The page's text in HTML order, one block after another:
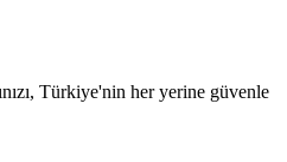
Türkiye'nin her yerine güvenle